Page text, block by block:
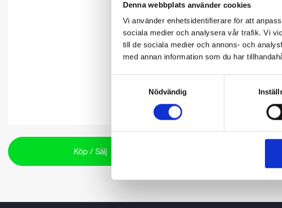
Denna webbplats använder cookies
Vi använder enhetsidentifierare för att
sociala medier och analysera vår trafik. Vi
till de sociala medier och annons- och
med annan information som du har
Nödvändig
Köp / Sälj